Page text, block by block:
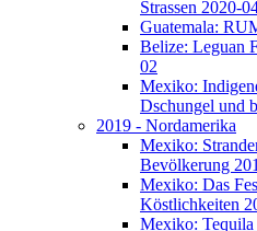
Strassen 2020-
Guatemala:
Belize: Leguan
02
Mexiko:
Dschungel und
2019 - Nordamerika
Mexiko:
Bevölkerung
Mexiko: Das
Köstlichkeiten
Mexiko: